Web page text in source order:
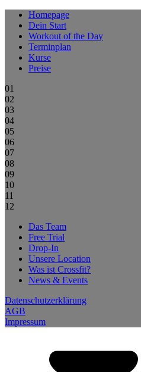
Homepage
Dein Start
Workout of the Day
Terminplan
Kurse
Preise
01
02
03
04
05
06
07
08
09
10
11
12
Das Team
Free Trial
Drop-In
Unsere Location
Was ist Crossfit?
News & Events
Datenschutzerklärung
AGB
Impressum